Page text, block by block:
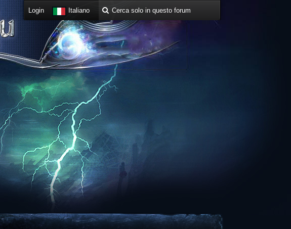
Login Italiano